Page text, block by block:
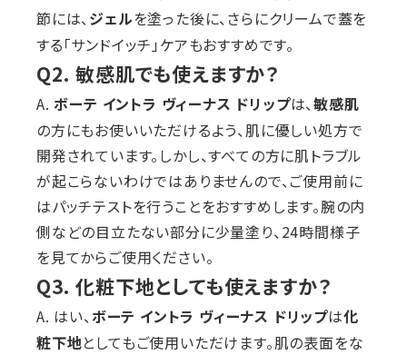
節には、 ジェルを塗った後に、さらにクリームで蓋を
する「サンドイッチ」ケアもおすすめです。
Q2. 敏感肌でも使えますか？
A. ボーテ イントラ ヴィーナス ドリップは、敏感肌
の方にもお使いいただけるよう、肌に優しい処方で
開発されています。しかし、すべての方に肌トラブル
が起こらないわけではありませんので、ご使用前に
はパッチテストを行うことをおすすめします。腕の内
側などの目立たない部分に少量塗り、24時間様子
を見てからご使用ください。
Q3. 化粧下地としても使えますか？
A. はい、 ボーテ イントラ ヴィーナス ドリップは化
粧下地としてもご使用いただけます。肌の表面をな